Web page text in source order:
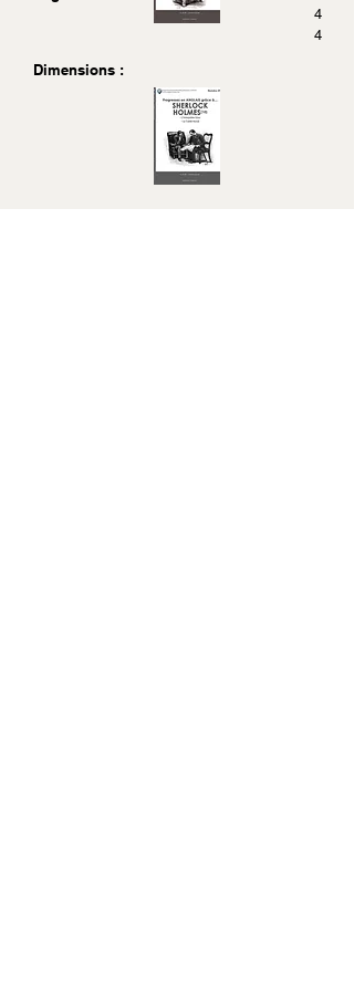
4
4
Dimensions :